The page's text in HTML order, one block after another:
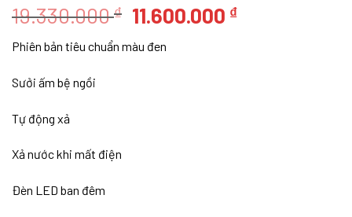
19.330.000₫ Giá
gốc
là:
11.600.000 ₫Giá
Phiên bản tiêu chuẩn màu đen
Sưởi ấm bệ ngồi
Tự động xả
Xả nước khi mất điện
Đèn LED ban đêm